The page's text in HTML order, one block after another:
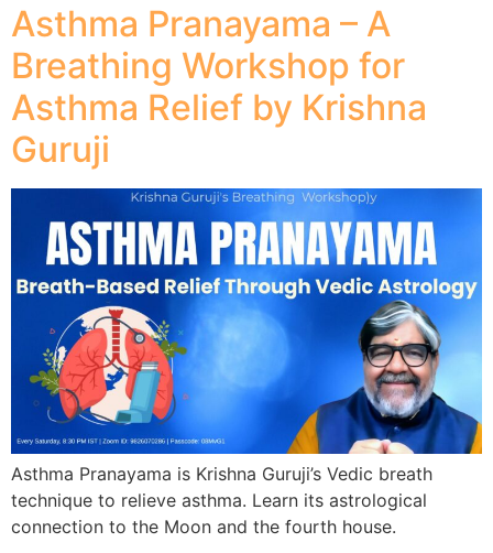
Asthma Pranayama – A
Breathing Workshop for
Asthma Relief by Krishna
Guruji
Asthma Pranayama is Krishna Guruji’s Vedic breath
technique to relieve asthma. Learn its astrological
connection to the Moon and the fourth house.